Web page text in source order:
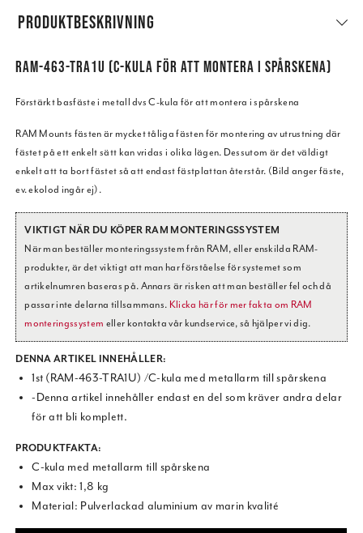
PRODUKTBESKRIVNING
RAM-463-TRA1U (C-KULA FÖR ATT MONTERA I SPÅRSKENA)
Förstärkt basfäste i metall dvs C-kula för att montera i spårskena
RAM Mounts fästen är mycket tåliga fästen för montering av utrustning där
fästet på ett enkelt sätt kan vridas i olika lägen. Dessutom är det väldigt
enkelt att ta bort fästet så att endast fästplattan återstår. (Bild anger fäste,
ev. ekolod ingår ej).
VIKTIGT NÄR DU KÖPER RAM MONTERINGSSYSTEM
När man beställer monteringssystem från RAM, eller enskilda RAM-
produkter, är det viktigt att man har förståelse för systemet som
artikelnumren baseras på. Annars är risken att man beställer fel och då
passar inte delarna tillsammans. Klicka här för mer fakta om RAM
monteringssystem eller kontakta vår kundservice, så hjälper vi dig.
DENNA ARTIKEL INNEHÅLLER:
1st (RAM-463-TRA1U) /C-kula med metallarm till spårskena
-Denna artikel innehåller endast en del som kräver andra delar
för att bli komplett.
PRODUKTFAKTA:
C-kula med metallarm till spårskena
Max vikt: 1,8 kg
Material: Pulverlackad aluminium av marin kvalité